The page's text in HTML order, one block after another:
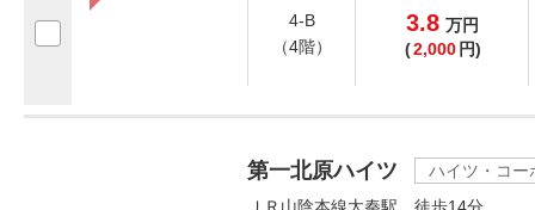
4-B
（4階）
3.8 万円
(2,000 円)
第一北原ハイツ
ハイツ・コー